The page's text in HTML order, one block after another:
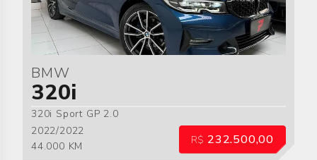
BMW
320i
320i Sport GP 2.0
2022/2022
44.000 KM
R$ 232.500,00